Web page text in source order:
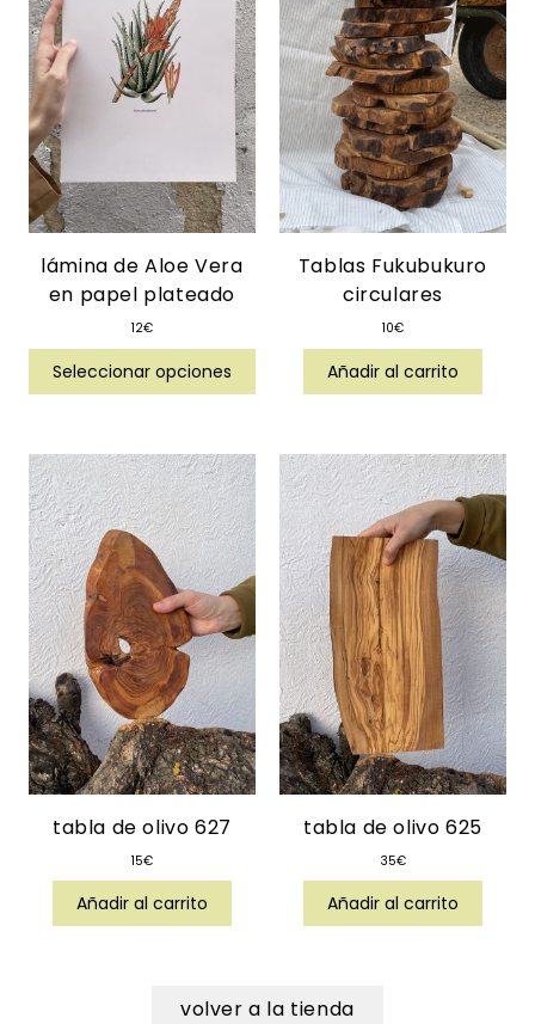
lámina de Aloe Vera
en papel plateado
12€
Seleccionar opciones
Tablas Fukubukuro
circulares
10€
Añadir al carrito
tabla de olivo 627
15€
Añadir al carrito
tabla de olivo 625
35€
Añadir al carrito
volver a la tienda